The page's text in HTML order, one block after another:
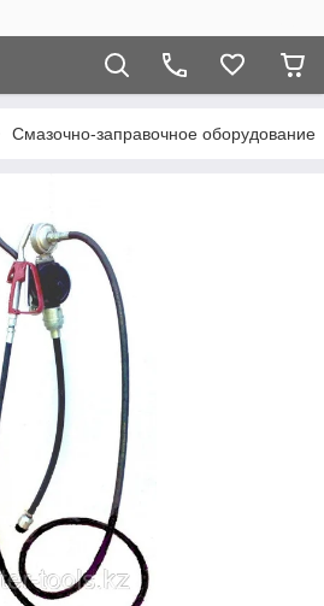
Смазочно-заправочное оборудование